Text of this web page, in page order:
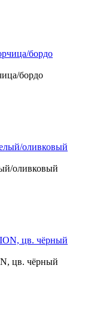
бордо
оливковый
цв. чёрный